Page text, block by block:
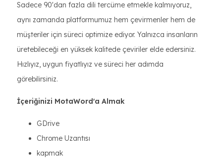
Sadece 90'dan fazla dili tercüme etmekle kalmıyoruz,
aynı zamanda platformumuz hem çevirmenler hem de
müşteriler için süreci optimize ediyor. Yalnızca insanların
üretebileceği en yüksek kalitede çeviriler elde edersiniz.
Hızlıyız, uygun fiyatlıyız ve süreci her adımda
görebilirsiniz.
İçeriğinizi MotaWord'a Almak
GDrive
Chrome Uzantısı
kapmak